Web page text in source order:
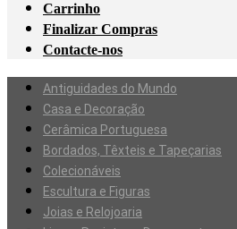
Carrinho
Finalizar Compras
Contacte-nos
Antiguidades do Mundo
Casa e Decoração
Cerâmica Portuguesa
Bordados, Têxteis e Tapeçarias
Colecionáveis
Escultura e Figuras
Joias e Relojoaria